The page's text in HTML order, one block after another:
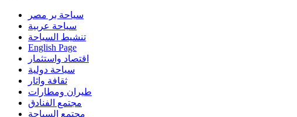
سياحة بر مصر
سياحة عربية
تنشيط السياحة
English Page
اقتصاد واستثمار
سياحة دولية
ثقافة واثار
طيران ومطارات
مجتمع الفنادق
مجتمع السياحة